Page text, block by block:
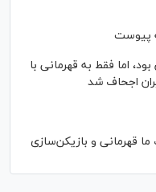
پیوست
اما فقط به قهرمانی با
اجحاف شد
قهرمانی و بازیکن‌سازی